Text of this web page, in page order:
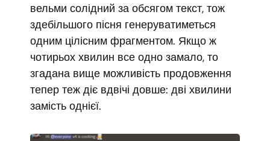
вельми солідний за обсягом текст, тож
здебільшого пісня генеруватиметься
одним цілісним фрагментом. Якщо ж
чотирьох хвилин все одно замало, то
згадана вище можливість продовження
тепер теж діє вдвічі довше: дві хвилини
замість однієї.